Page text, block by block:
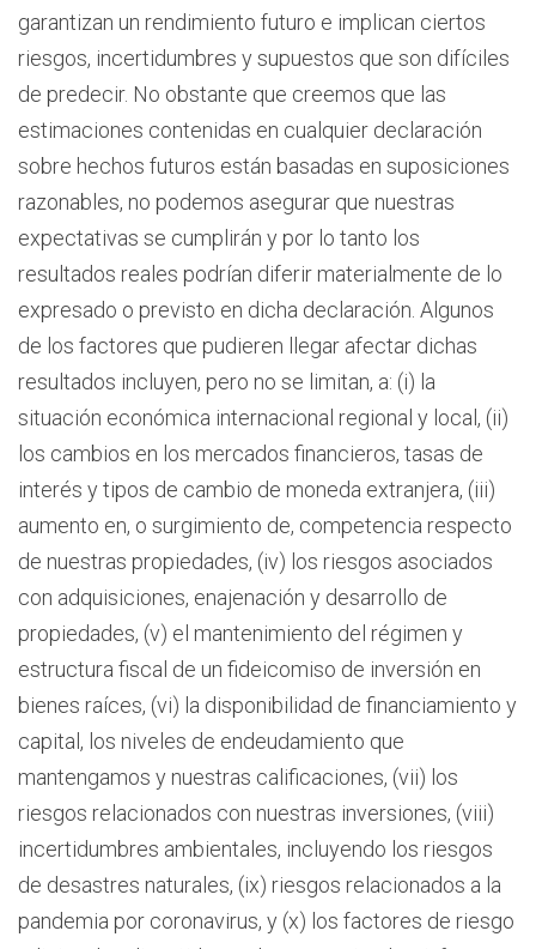
garantizan un rendimiento futuro e implican ciertos
riesgos, incertidumbres y supuestos que son difíciles
de predecir. No obstante que creemos que las
estimaciones contenidas en cualquier declaración
sobre hechos futuros están basadas en suposiciones
razonables, no podemos asegurar que nuestras
expectativas se cumplirán y por lo tanto los
resultados reales podrían diferir materialmente de lo
expresado o previsto en dicha declaración. Algunos
de los factores que pudieren llegar afectar dichas
resultados incluyen, pero no se limitan, a: (i) la
situación económica internacional regional y local, (ii)
los cambios en los mercados financieros, tasas de
interés y tipos de cambio de moneda extranjera, (iii)
aumento en, o surgimiento de, competencia respecto
de nuestras propiedades, (iv) los riesgos asociados
con adquisiciones, enajenación y desarrollo de
propiedades, (v) el mantenimiento del régimen y
estructura fiscal de un fideicomiso de inversión en
bienes raíces, (vi) la disponibilidad de financiamiento y
capital, los niveles de endeudamiento que
mantengamos y nuestras calificaciones, (vii) los
riesgos relacionados con nuestras inversiones, (viii)
incertidumbres ambientales, incluyendo los riesgos
de desastres naturales, (ix) riesgos relacionados a la
pandemia por coronavirus, y (x) los factores de riesgo